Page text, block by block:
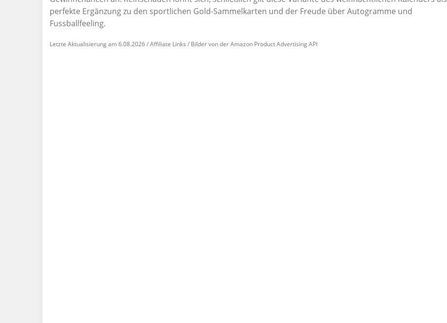
perfekte Ergänzung zu den sportlichen Gold-Sammelkarten und der Freude über Autogramme und
Fussballfeeling.
Letzte Aktualisierung am 6.08.2026 / Affiliate Links / Bilder von der Amazon Product Advertising API